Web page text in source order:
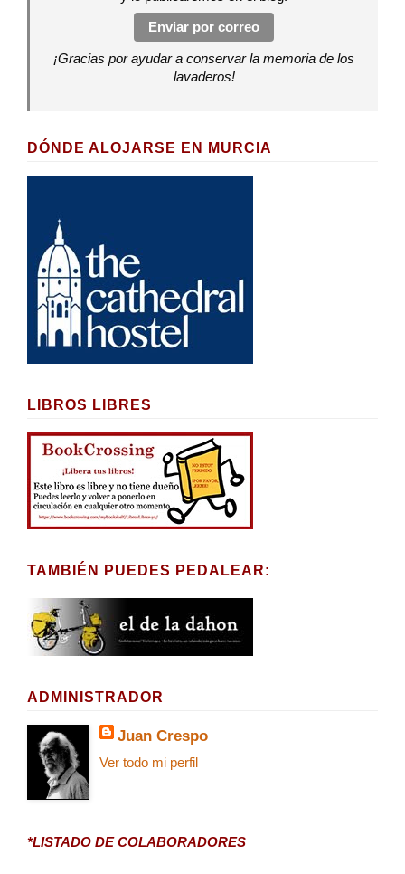
Enviar por correo
¡Gracias por ayudar a conservar la memoria de los
lavaderos!
DÓNDE ALOJARSE EN MURCIA
LIBROS LIBRES
TAMBIÉN PUEDES PEDALEAR:
ADMINISTRADOR
Juan Crespo
Ver todo mi perfil
*LISTADO DE COLABORADORES